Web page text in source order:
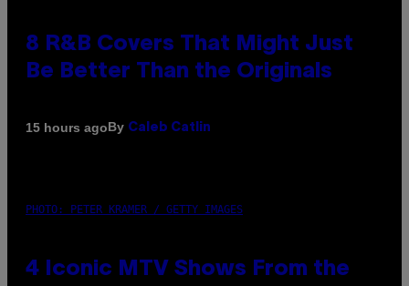
8 R&B Covers That Might Just
Be Better Than the Originals
15 hours agoBy Caleb Catlin
PHOTO: PETER KRAMER / GETTY IMAGES
4 Iconic MTV Shows From the